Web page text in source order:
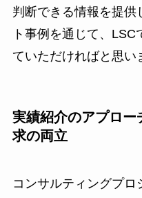
判断できる情報を提供
ト事例を通じて、
ていただければと思い
実績紹介のアプロ
求の両立
コンサルティングプ